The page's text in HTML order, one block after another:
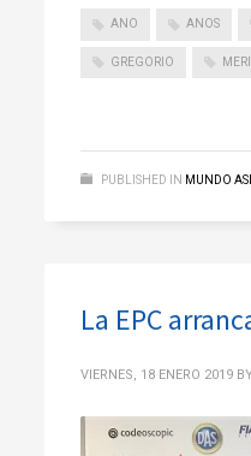
ANO ANOS
GREGORIO
PUBLISHED IN MUNDO
La EPC
VIERNES, 18 ENERO 2019